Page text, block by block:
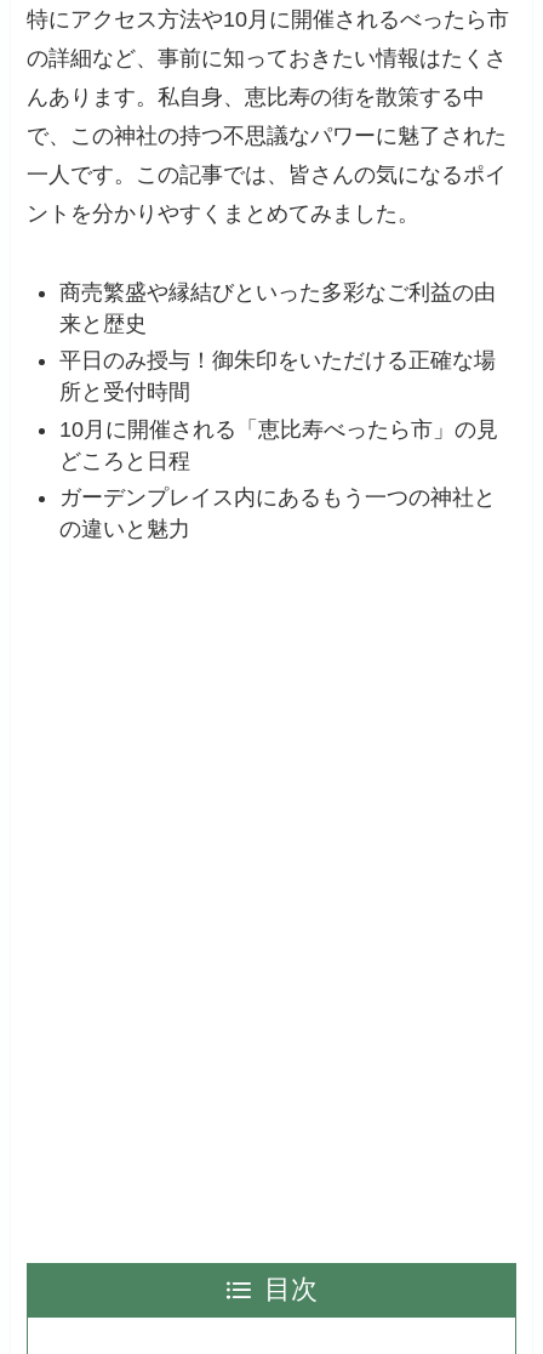
特にアクセス方法や10月に開催されるべったら市
の詳細など、事前に知っておきたい情報はたくさ
んあります。私自身、恵比寿の街を散策する中
で、この神社の持つ不思議なパワーに魅了された
一人です。この記事では、皆さんの気になるポイ
ントを分かりやすくまとめてみました。
商売繁盛や縁結びといった多彩なご利益の由
来と歴史
平日のみ授与！御朱印をいただける正確な場
所と受付時間
10月に開催される「恵比寿べったら市」の見
どころと日程
ガーデンプレイス内にあるもう一つの神社と
の違いと魅力
目次